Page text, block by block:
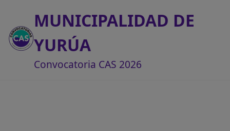
MUNICIPALIDAD DE
YURÚA
Convocatoria CAS 2026